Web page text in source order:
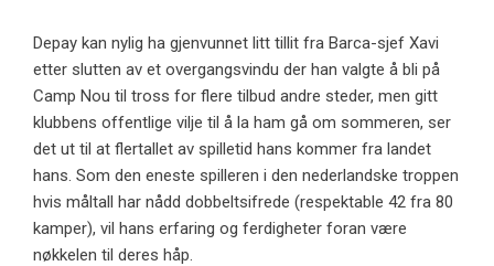
Depay kan nylig ha gjenvunnet litt tillit fra Barca-sjef Xavi
etter slutten av et overgangsvindu der han valgte å bli på
Camp Nou til tross for flere tilbud andre steder, men gitt
klubbens offentlige vilje til å la ham gå om sommeren, ser
det ut til at flertallet av spilletid hans kommer fra landet
hans. Som den eneste spilleren i den nederlandske troppen
hvis måltall har nådd dobbeltsifrede (respektable 42 fra 80
kamper), vil hans erfaring og ferdigheter foran være
nøkkelen til deres håp.